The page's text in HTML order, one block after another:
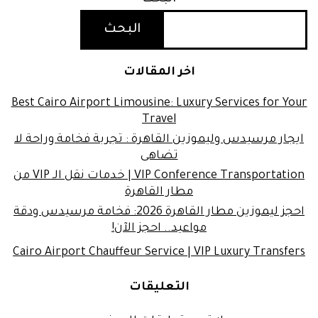
البحث
اخر المقالات
Best Cairo Airport Limousine: Luxury Services for Your
Travel
ايجار مرسيدس وليموزين القاهرة : تجربة فخامة وراحة لا
تضاهى
VIP Conference Transportation | خدمات نقل الـ VIP من
مطار القاهرة
احجز ليموزين مطار القاهرة 2026: فخامة مرسيدس ودقة
مواعيد.. احجز الآن!
Cairo Airport Chauffeur Service | VIP Luxury Transfers
التعليقات